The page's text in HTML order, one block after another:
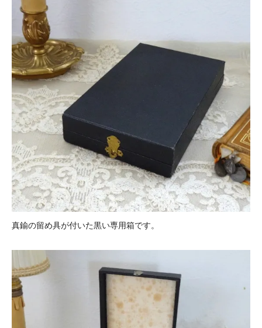
真鍮の留め具が付いた黒い専用箱です。